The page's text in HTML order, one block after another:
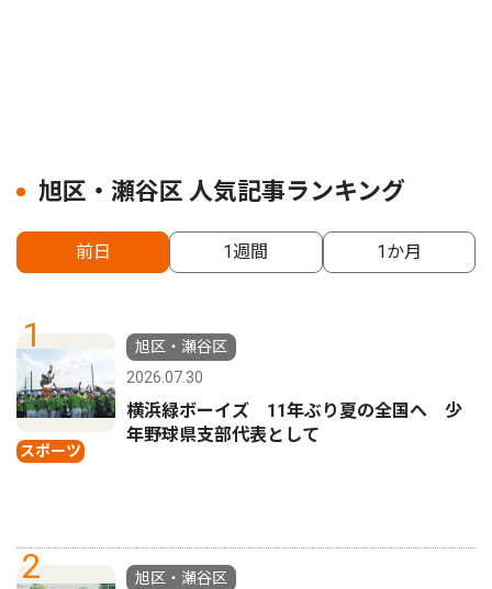
旭区・瀬谷区 人気記事ランキング
前日 1週間 1か月
1
スポーツ
旭区・瀬谷区
2026.07.30
横浜緑ボーイズ 11年ぶり夏の全国へ 少
年野球県支部代表として
2
旭区・瀬谷区